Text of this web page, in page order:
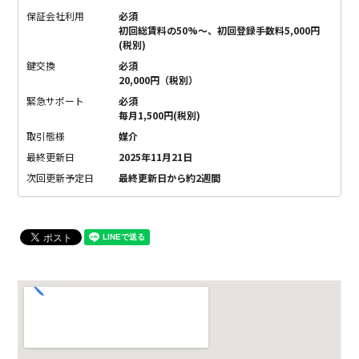
保証会社利用
必須
初回総賃料の50%〜、初回登録手数料5,000円
(税別)
鍵交換
必須
20,000円（税別）
緊急サポート
必須
毎月1,500円(税別)
取引態様
媒介
最終更新日
2025年11月21日
次回更新予定日
最終更新日から約2週間